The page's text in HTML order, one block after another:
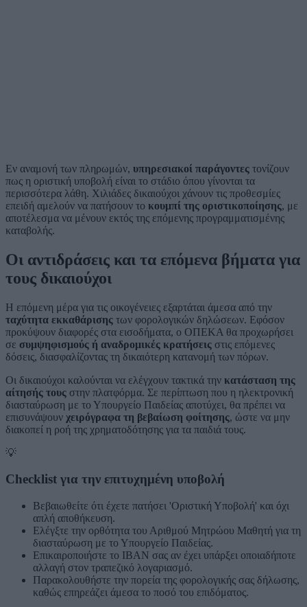
Εν αναμονή των πληρωμών, υπηρεσιακοί παράγοντες τονίζουν
πως η οριστική υποβολή είναι το στάδιο όπου γίνονται τα
περισσότερα λάθη. Χιλιάδες δικαιούχοι χάνουν τις προθεσμίες
επειδή αμελούν να πατήσουν το κουμπί της οριστικοποίησης, με
αποτέλεσμα να μένουν εκτός της επόμενης προγραμματισμένης
καταβολής.
Οι αντιδράσεις και τα επόμενα βήματα για
τους δικαιούχοι
Η επόμενη μέρα για τις οικογένειες εξαρτάται άμεσα από την
ταχύτητα εκκαθάρισης των φορολογικών δηλώσεων. Εφόσον
προκύψουν διαφορές στα εισοδήματα, ο ΟΠΕΚΑ θα προχωρήσει
σε συμψηφισμούς ή αναδρομικές κρατήσεις στις επόμενες
δόσεις, διασφαλίζοντας τη δικαιότερη κατανομή των πόρων.
Οι δικαιούχοι καλούνται να ελέγχουν τακτικά την κατάσταση της
αίτησής τους στην πλατφόρμα. Σε περίπτωση που η ηλεκτρονική
διασταύρωση με το Υπουργείο Παιδείας αποτύχει, θα πρέπει να
επισυνάψουν χειρόγραφα τη βεβαίωση φοίτησης, ώστε να μην
διακοπεί η ροή της χρηματοδότησης για τα παιδιά τους.
💡
Checklist για την επιτυχημένη υποβολή
Βεβαιωθείτε ότι έχετε πατήσει 'Οριστική Υποβολή' και όχι
απλή αποθήκευση.
Ελέγξτε την ορθότητα του Αριθμού Μητρώου Μαθητή για τη
διασταύρωση με το Υπουργείο Παιδείας.
Επικαιροποιήστε το IBAN σας αν έχει υπάρξει οποιαδήποτε
αλλαγή στον τραπεζικό λογαριασμό.
Παρακολουθήστε την πορεία της φορολογικής σας δήλωσης,
καθώς επηρεάζει άμεσα το ποσό του επιδόματος.